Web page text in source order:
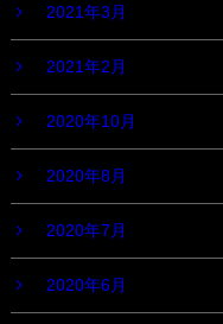
2021年3月
2021年2月
2020年10月
2020年8月
2020年7月
2020年6月